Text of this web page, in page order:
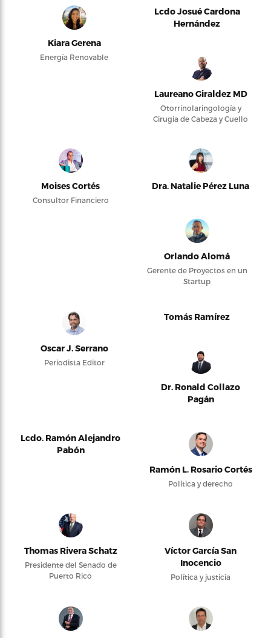
Kiara Gerena
Energía Renovable
Lcdo Josué Cardona
Hernández
Laureano Giraldez MD
Otorrinolaringología y
Cirugía de Cabeza y Cuello
Moises Cortés
Consultor Financiero
Dra. Natalie Pérez Luna
Orlando Alomá
Gerente de Proyectos en un
Startup
Oscar J. Serrano
Periodista Editor
Tomás Ramírez
Dr. Ronald Collazo
Pagán
Lcdo. Ramón Alejandro
Pabón
Ramón L. Rosario Cortés
Política y derecho
Thomas Rivera Schatz
Presidente del Senado de
Puerto Rico
Víctor García San
Inocencio
Política y justicia